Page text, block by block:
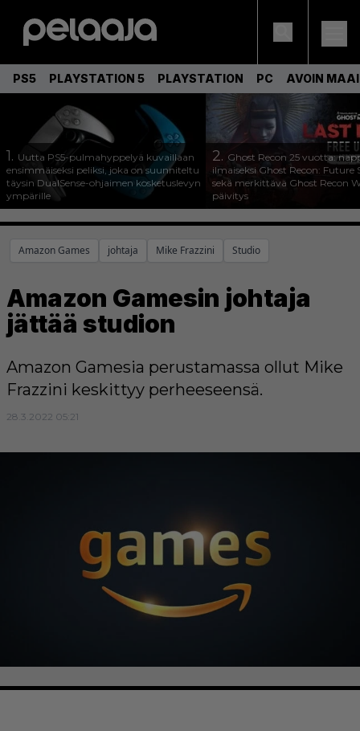
PS5 PLAYSTATION 5 PLAYSTATION PC AVOIN
1. Uutta PS5-pulmahyppelyä kuvaillaan
ensimmäiseksi peliksi, joka on suunniteltu
täysin DualSense-ohjaimen kosketuslevyn
ympärille
2. Ghost Recon 25 vuotta:
ilmaiseksi Ghost Recon: Future
sekä merkittävä Ghost Recon
päivitys
Amazon Games johtaja Mike Frazzini Studio
Amazon Gamesin johtaja
jättää studion
Amazon Gamesia perustamassa ollut Mike
Frazzini keskittyy perheeseensä.
28.3.2022 05:21